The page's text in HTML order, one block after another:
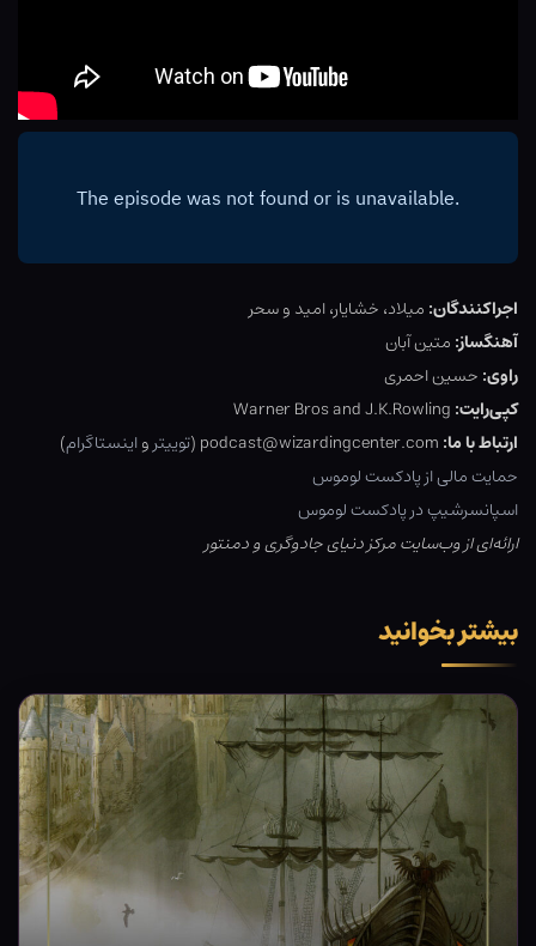
اجراکنندگان: میلاد، خشایار، امید و سحر
آهنگساز: متین آبان
راوی: حسین احمری
کپی‌رایت: Warner Bros and J.K.Rowling
ارتباط با ما: podcast@wizardingcenter.com ( توییترواینستاگرام)
حمایت مالی از پادکست لوموس
اسپانسرشیپ در پادکست لوموس
ارائه‌ای از وب‌سایت مرکز دنیای جادوگری و دمنتور
بیشتر بخوانید